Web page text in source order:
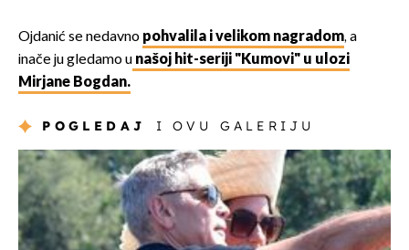
Ojdanić se nedavno pohvalila i velikom nagradom, a
inače ju gledamo u našoj hit-seriji "Kumovi" u ulozi
Mirjane Bogdan.
POGLEDAJ I OVU GALERIJU